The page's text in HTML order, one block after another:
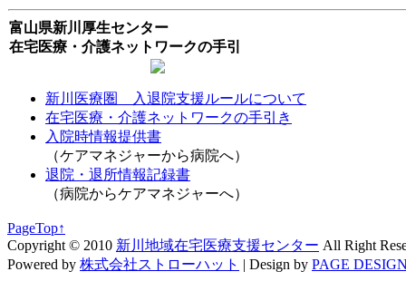
富山県新川厚生センター
在宅医療・介護ネットワークの手引
新川医療圏 入退院支援ルールについて
在宅医療・介護ネットワークの手引き
入院時情報提供書
（ケアマネジャーから病院へ）
退院・退所情報記録書
（病院からケアマネジャーへ）
PageTop↑
Copyright © 2010 新川地域在宅医療支援センター All Right
Powered by 株式会社ストローハット | Design by PAGE